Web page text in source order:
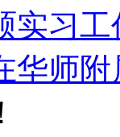
实习
华师